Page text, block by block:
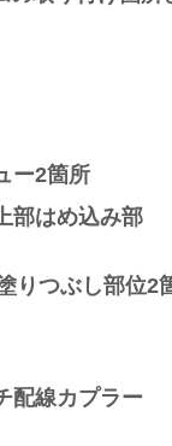
ー2箇所
部はめ込み部
りつぶし部位2
配線カプラー